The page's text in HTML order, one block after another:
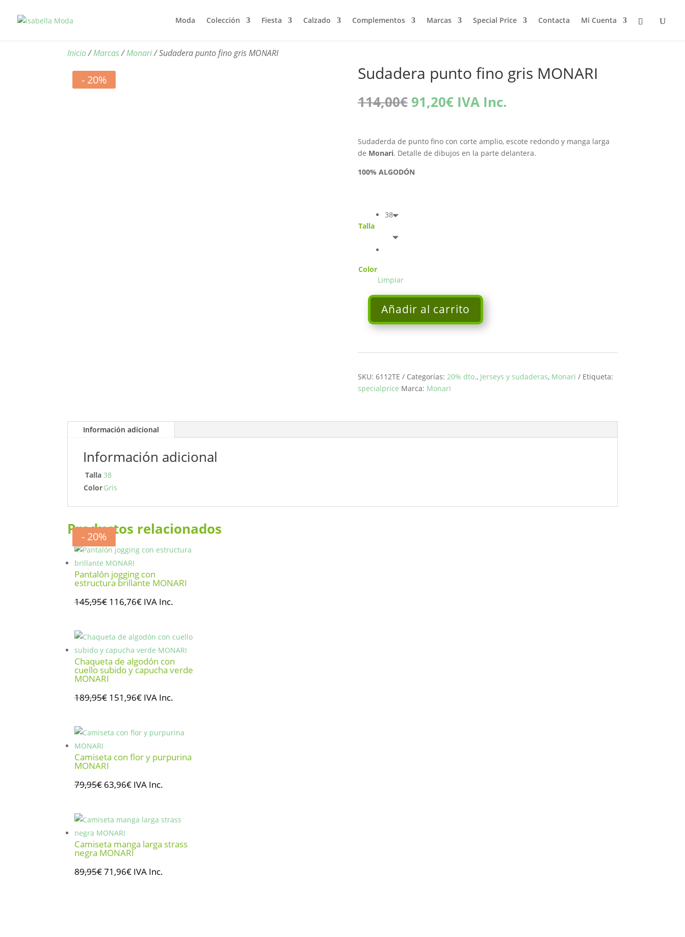
Moda Colección Fiesta Calzado Complementos Marcas Special Price Contacta Mi Cuenta
Inicio/Marcas/Monari/ Sudadera punto fino gris MONARI
- 20% Sudadera punto fino gris MONARI
114,00€ El
precio
era:
114,00€.
91,20€El
precio
es:
91,20€.
IVA Inc.
Sudaderda de punto fino con corte amplio, escote redondo y manga larga
de Monari. Detalle de dibujos en la parte delantera.
100% ALGODÓN
Talla
38
Color
Limpiar
Sudadera
punto
gris
cantidad
Añadir al carrito
SKU: 6112TE Categorías: 20% dto., Jerseys y sudaderas, Monari
Etiqueta:
specialprice Marca: Monari
Información adicional
Información adicional
Talla 38
ColorGris
Productos relacionados
- 20%
Pantalón jogging con
estructura brillante MONARI
145,95€ El
era:
145,95€.
116,76€El
es:
116,76€.
IVA Inc.
- 20%
Chaqueta de algodón con
cuello subido y capucha verde
MONARI
189,95€ El
era:
151,96€El
es:
IVA Inc.
- 20%
Camiseta con flor y purpurina
MONARI
79,95€ El
era:
79,95€.
63,96€El
es:
IVA Inc.
- 20%
Camiseta manga larga strass
negra MONARI
89,95€El
71,96€ElIVA Inc.